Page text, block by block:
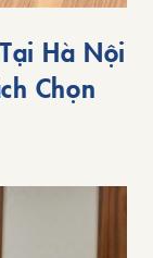
Hà Nội
Chọn